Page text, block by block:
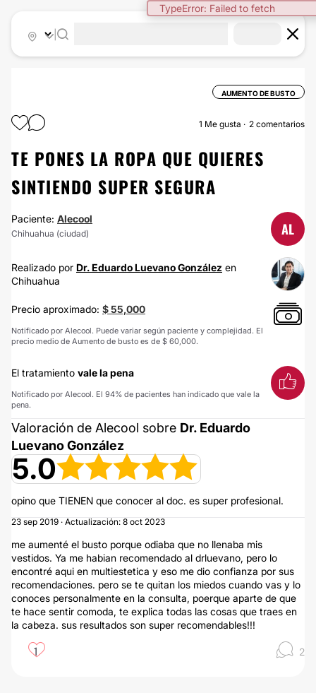
TypeError: Failed to fetch
AUMENTO DE BUSTO
1 Me gusta 2 comentarios
TE PONES LA ROPA QUE QUIERES
SINTIENDO SUPER SEGURA
Paciente: Alecool
Chihuahua (ciudad) AL
Realizado por Dr. Eduardo Luevano González en
Chihuahua
Precio aproximado: $ 55,000
Notificado por Alecool. Puede variar según paciente y complejidad. El
precio medio de Aumento de busto es de $ 60,000.
El tratamiento vale la pena
Notificado por Alecool. El 94% de pacientes han indicado que vale la
pena.
Valoración de Alecool sobre Dr. Eduardo
Luevano González
5.0
opino que TIENEN que conocer al doc. es super profesional.
23 sep 2019 · Actualización: 8 oct 2023
me aumenté el busto porque odiaba que no llenaba mis
vestidos. Ya me habian recomendado al drluevano, pero lo
encontré aqui en multiestetica y eso me dio confianza por sus
recomendaciones. pero se te quitan los miedos cuando vas y lo
conoces personalmente en la consulta, poerque aparte de que
te hace sentir comoda, te explica todas las cosas que traes en
la cabeza. sus resultados son super recomendables!!!
1 2